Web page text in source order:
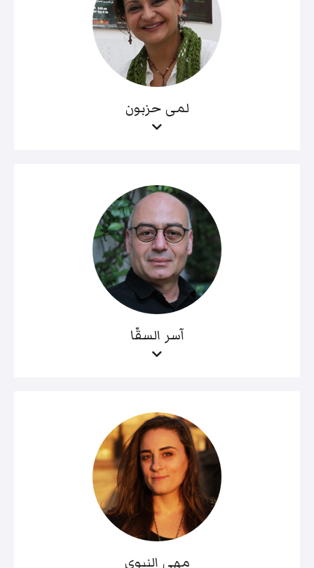
لمى حزبون
آسر السقّا
مهى النبوي